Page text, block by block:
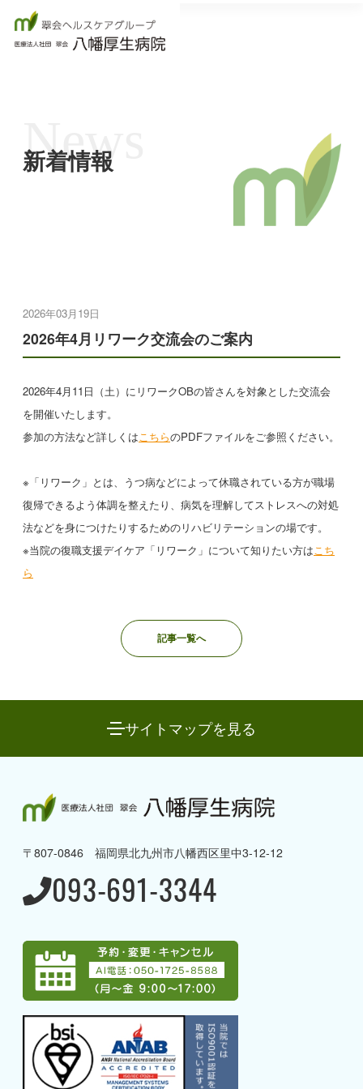
News
新着情報
2026年03月19日
2026年4月リワーク交流会のご案内
2026年4月11日（土）にリワークOBの皆さんを対象とした交流会
を開催いたします。
参加の方法など詳しくはこちらのPDFファイルをご参照ください。
※「リワーク」とは、うつ病などによって休職されている方が職場
復帰できるよう体調を整えたり、病気を理解してストレスへの対処
法などを身につけたりするためのリハビリテーションの場です。
※当院の復職支援デイケア「リワーク」について知りたい方はこち
ら
記事一覧へ
サイトマップを見る
八幡厚生病院について
→ 病棟のご案内
→ 当院で受けることのできる
専門治療
→ アクセス
→ グループ案内
→ 採用情報
→ 募集職種一覧
〒807-0846 福岡県北九州市八幡西区里中3-12-12
093-691-3344